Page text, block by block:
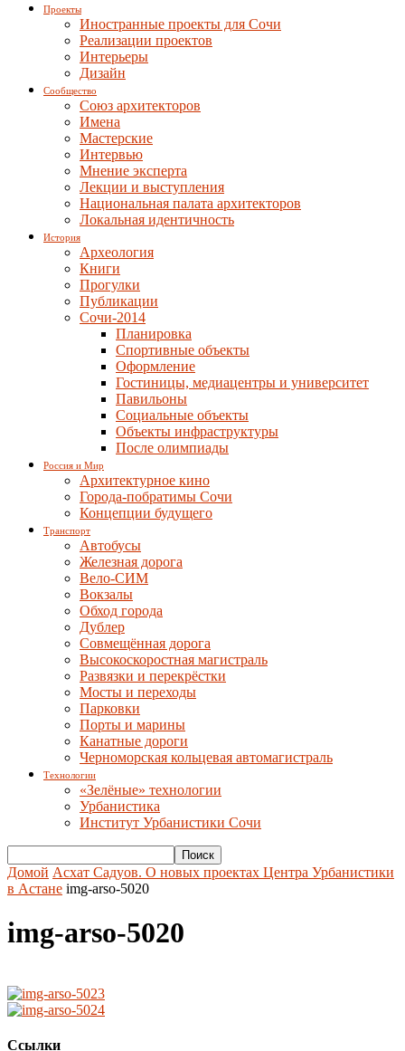
Проекты
Иностранные проекты для Сочи
Реализации проектов
Интерьеры
Дизайн
Сообщество
Союз архитекторов
Имена
Мастерские
Интервью
Мнение эксперта
Лекции и выступления
Национальная палата архитекторов
Локальная идентичность
История
Археология
Книги
Прогулки
Публикации
Сочи-2014
Планировка
Спортивные объекты
Оформление
Гостиницы, медиацентры и университет
Павильоны
Социальные объекты
Объекты инфраструктуры
После олимпиады
Россия и Мир
Архитектурное кино
Города-побратимы Сочи
Концепции будущего
Транспорт
Автобусы
Железная дорога
Вело-СИМ
Вокзалы
Обход города
Дублер
Совмещённая дорога
Высокоскоростная магистраль
Развязки и перекрёстки
Мосты и переходы
Парковки
Порты и марины
Канатные дороги
Черноморская кольцевая автомагистраль
Технологии
«Зелёные» технологии
Урбанистика
Институт Урбанистики Сочи
Домой Асхат Садуов. О новых проектах Центра Урбанистики
в Астане img-arso-5020
img-arso-5020
Ссылки